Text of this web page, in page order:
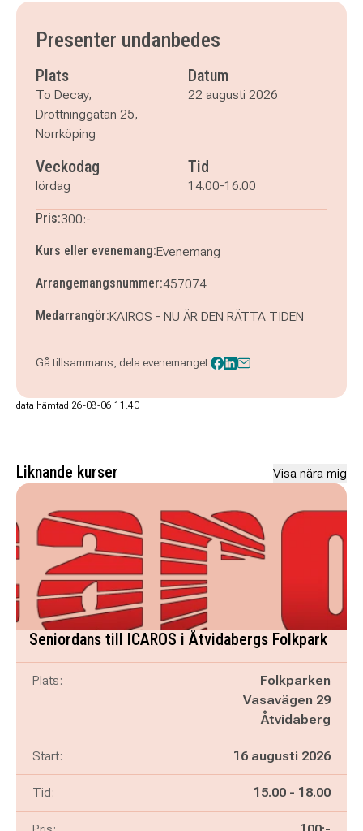
Presenter undanbedes
Plats
To Decay,
Drottninggatan 25,
Norrköping
Datum
22 augusti 2026
Veckodag
lördag
Tid
14.00-16.00
Pris:300:-
Kurs eller evenemang:Evenemang
Arrangemangsnummer:457074
Medarrangör:KAIROS - NU ÄR DEN RÄTTA TIDEN
Gå tillsammans, dela evenemanget:
data hämtad 26-08-06 11.40
Liknande kurser Visa nära mig
Seniordans till ICAROS i Åtvidabergs Folkpark
Plats:
Folkparken
Vasavägen 29
Åtvidaberg
Start: 16 augusti 2026
Tid: Pågår mellan
15.00 - och
18.00